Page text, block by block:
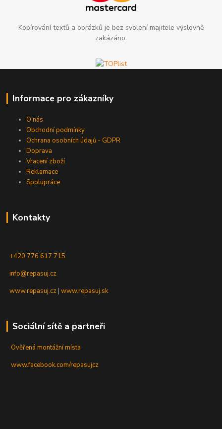
Kopírování textů a obrázků je bez svolení majitele výslovně
zakázáno.
Informace pro zákazníky
O nás
Obchodní podmínky
Ochrana osobních údajů - GDPR
Doprava
Vracení zboží
Reklamace
Spolupráce
Kontakty
+420 776 617 715
info@repasuj.cz
www.repasuj.cz |www.repasuj.sk
Sociální sítě a partneři
Ověřená montážní místa
www.facebook.com/repasujcz